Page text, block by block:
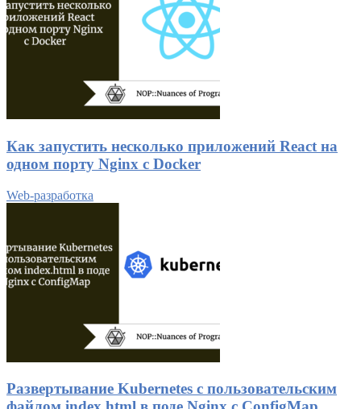
Как запустить несколько приложений React на
одном порту Nginx с Docker
Web-разработка
Развертывание Kubernetes с пользовательским